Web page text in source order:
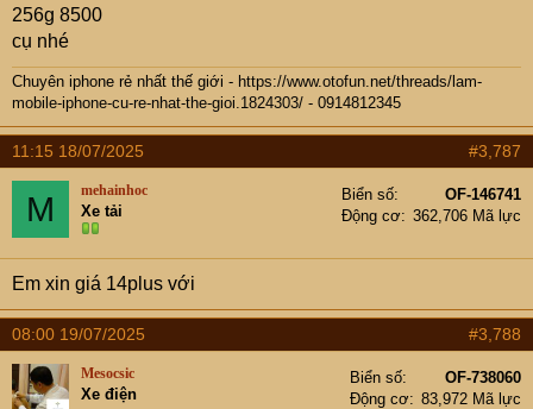
256g 8500
cụ nhé
Chuyên iphone rẻ nhất thế giới - https://www.otofun.net/threads/lam-
mobile-iphone-cu-re-nhat-the-gioi.1824303/ - 0914812345
11:15 18/07/2025 #3,787
M mehainhoc
Xe tải
Biển số
OF-146741
Động cơ
362,706 Mã lực
Em xin giá 14plus với
08:00 19/07/2025 #3,788
Mesocsic
Xe điện
Biển số
OF-738060
Động cơ
83,972 Mã lực